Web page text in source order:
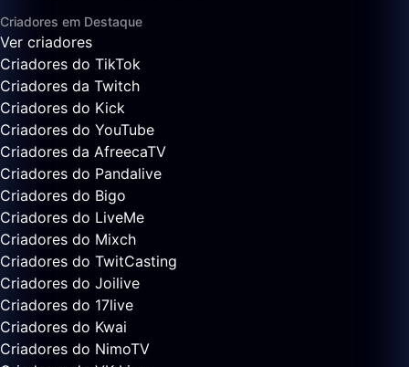
Criadores em Destaque
Ver criadores
Criadores do TikTok
Criadores da Twitch
Criadores do Kick
Criadores do YouTube
Criadores da AfreecaTV
Criadores do Pandalive
Criadores do Bigo
Criadores do LiveMe
Criadores do Mixch
Criadores do TwitCasting
Criadores do Joilive
Criadores do 17live
Criadores do Kwai
Criadores do NimoTV